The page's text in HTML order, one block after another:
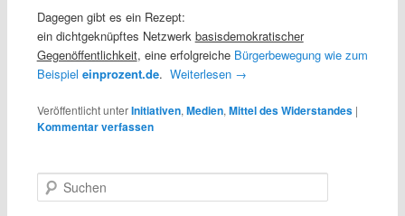
Dagegen gibt es ein Rezept:
ein dichtgeknüpftes Netzwerk basisdemokratischer
Gegenöffentlichkeit, eine erfolgreiche Bürgerbewegung wie zum
Beispiel einprozent.de. Weiterlesen →
Veröffentlicht unterInitiativen, Medien, Mittel des Widerstandes |
Kommentar verfassen
u